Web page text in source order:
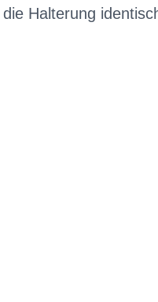
Halterung